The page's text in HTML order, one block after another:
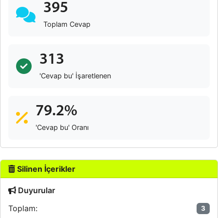
395
Toplam Cevap
313
'Cevap bu' İşaretlenen
79.2%
'Cevap bu' Oranı
Silinen İçerikler
Duyurular
Toplam:
3